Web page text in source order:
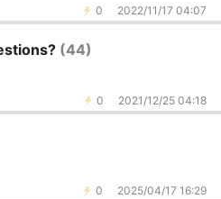
0 2022/11/17 04:07
(44)
0 2021/12/25 04:18
0 2025/04/17 16:29